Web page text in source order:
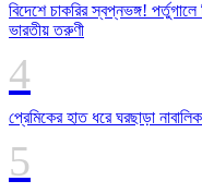
বিদেশে চাকরির স্বপ্নভঙ্গ! পর্তুগালে
ভারতীয় তরুণী
প্রেমিকের হাত ধরে ঘরছাড়া